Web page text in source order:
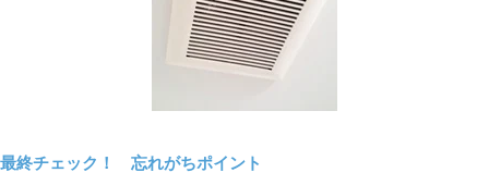
最終チェック！ 忘れがちポイント